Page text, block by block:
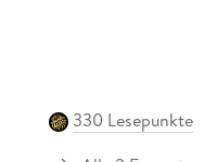
330 Lesepunkte